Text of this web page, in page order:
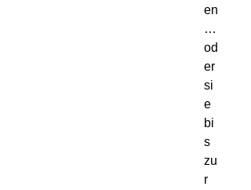
en
…
od
er
si
e
bi
s
zu
r